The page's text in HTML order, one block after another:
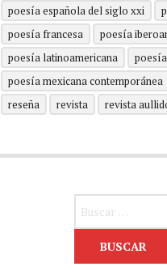
poesía española del siglo xxi
poesía francesa
poesía
poesía latinoamericana
poesía mexicana contemporánea
reseña
revista revista